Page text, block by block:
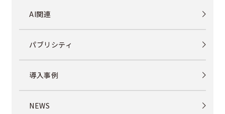
AI関連
パブリシティ
導入事例
NEWS